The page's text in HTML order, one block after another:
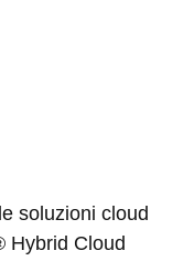
soluzioni cloud
Hybrid Cloud